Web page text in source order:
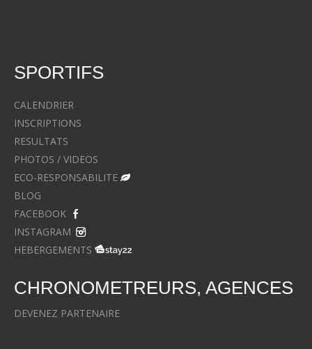
SPORTIFS
CALENDRIER
INSCRIPTIONS
RESULTATS
PHOTOS / VIDEOS
ECO-RESPONSABILITE
BLOG
FACEBOOK
INSTAGRAM
HEBERGEMENTS
CHRONOMETREURS, AGENCES
DEVENEZ PARTENAIRE